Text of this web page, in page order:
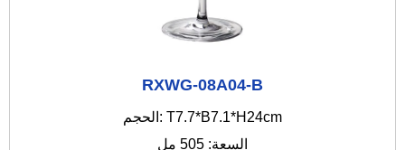
RXWG-08A04-B
الحجم: T7.7*B7.1*H24cm
السعة: 505 مل